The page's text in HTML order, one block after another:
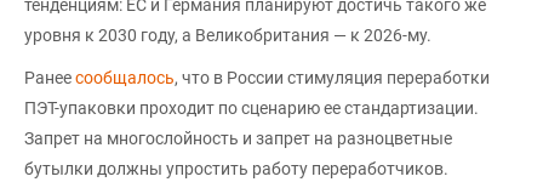
тенденциям: ЕС и Германия планируют достичь такого же
уровня к 2030 году, а Великобритания — к 2026-му.
Ранеесообщалось, что в России стимуляция переработки
ПЭТ-упаковки проходит по сценарию ее стандартизации.
Запрет на многослойность и запрет на разноцветные
бутылки должны упростить работу переработчиков.